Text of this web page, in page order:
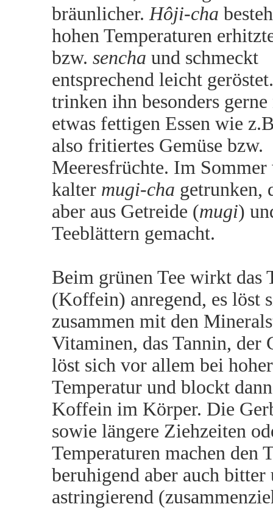
bräunlicher. Hôji-cha
hohen Temperaturen
bzw. sencha und schmeckt
entsprechend leicht
trinken ihn besonders gerne
etwas fettigen Essen wie
also fritiertes Gemüse bzw.
Meeresfrüchte. Im
kalter mugi-cha getrunken,
aber aus Getreide (mugi)
Teeblättern gemacht.
Beim grünen Tee wirkt das
(Koffein) anregend, es löst
zusammen mit den
Vitaminen, das Tannin, der
löst sich vor allem bei hoher
Temperatur und blockt
Koffein im Körper. Die
sowie längere Ziehzeiten
Temperaturen machen den
beruhigend aber auch bitter
astringierend